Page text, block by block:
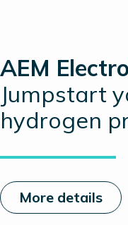
AEM
Jumpstart
hydrogen
More details